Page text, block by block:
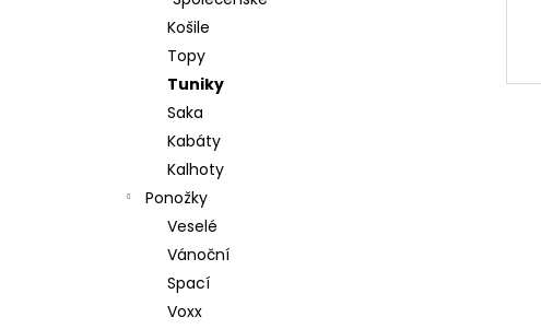
Košile
Topy
Tuniky
Saka
Kabáty
Kalhoty
Ponožky
Veselé
Vánoční
Spací
Voxx